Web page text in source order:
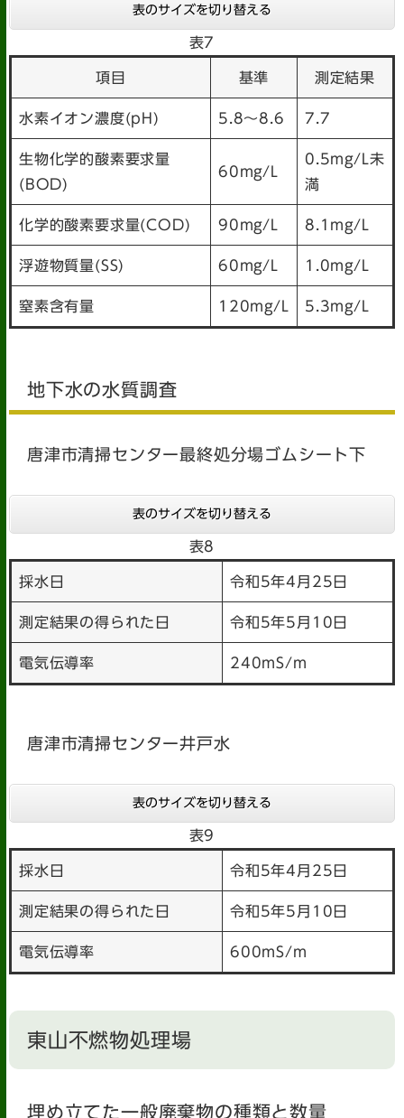
表のサイズを切り替える
表7
項目 基準 測定結果
水素イオン濃度(pH) 5.8～8.6 7.7
生物化学的酸素要求量
(BOD)
60mg/L
0.5mg/L未
満
化学的酸素要求量(COD) 90mg/L 8.1mg/L
浮遊物質量(SS) 60mg/L 1.0mg/L
窒素含有量 120mg/L 5.3mg/L
地下水の水質調査
唐津市清掃センター最終処分場ゴムシート下
表のサイズを切り替える
表8
採水日 令和5年4月25日
測定結果の得られた日 令和5年5月10日
電気伝導率 240mS/m
唐津市清掃センター井戸水
表のサイズを切り替える
表9
採水日 令和5年4月25日
測定結果の得られた日 令和5年5月10日
電気伝導率 600mS/m
東山不燃物処理場
埋め立てた一般廃棄物の種類と数量